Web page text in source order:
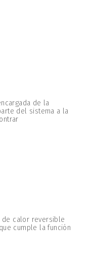
de la
del sistema a la
de calor reversible
cumple la función